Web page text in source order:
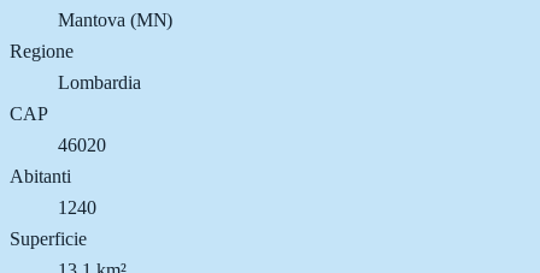
Mantova (MN)
Regione
Lombardia
CAP
46020
Abitanti
1240
Superficie